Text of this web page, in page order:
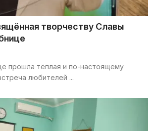
творчеству Славы
прошла тёплая и по-настоящему
любителей ...